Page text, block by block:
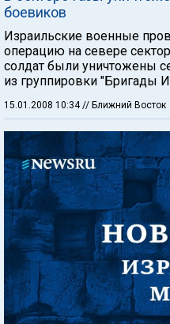
боевиков
Израильские военные
операцию на севере
солдат были уничтожены
из группировки "Бригады
15.01.2008 10:34// Ближний Восток